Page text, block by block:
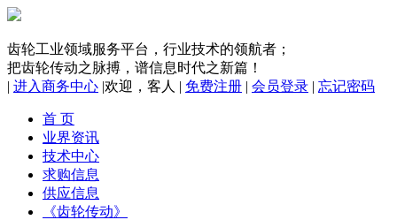
齿轮工业领域服务平台，行业技术的领航者；
把齿轮传动之脉搏，谱信息时代之新篇！
| 进入商务中心 |欢迎， 客人 | 免费注册 | 会员登录 | 忘记密码
首 页
业界资讯
技术中心
求购信息
供应信息
《齿轮传动》